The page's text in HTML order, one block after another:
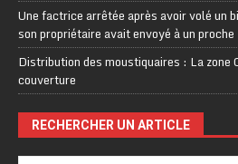
Une factrice arrêtée après avoir volé un
son propriétaire avait envoyé à un proche
Distribution des moustiquaires : La zone
couverture
RECHERCHER UN ARTICLE